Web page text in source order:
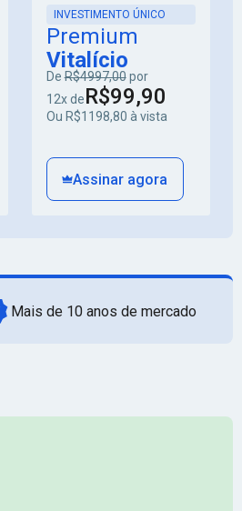
INVESTIMENTO ÚNICO
Premium
Vitalício
DeR$4997,00por
12x deR$99,90
Ou R$1198,80 à vista
Assinar agora
Mais de 10 anos de mercado